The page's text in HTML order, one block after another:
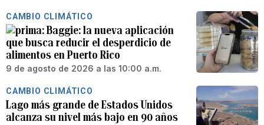
CAMBIO CLIMÁTICO
Baggie: la nueva aplicación
que busca reducir el desperdicio de
alimentos en Puerto Rico
9 de agosto de 2026 a las 10:00 a.m.
CAMBIO CLIMÁTICO
Lago más grande de Estados Unidos
alcanza su nivel más bajo en 90 años